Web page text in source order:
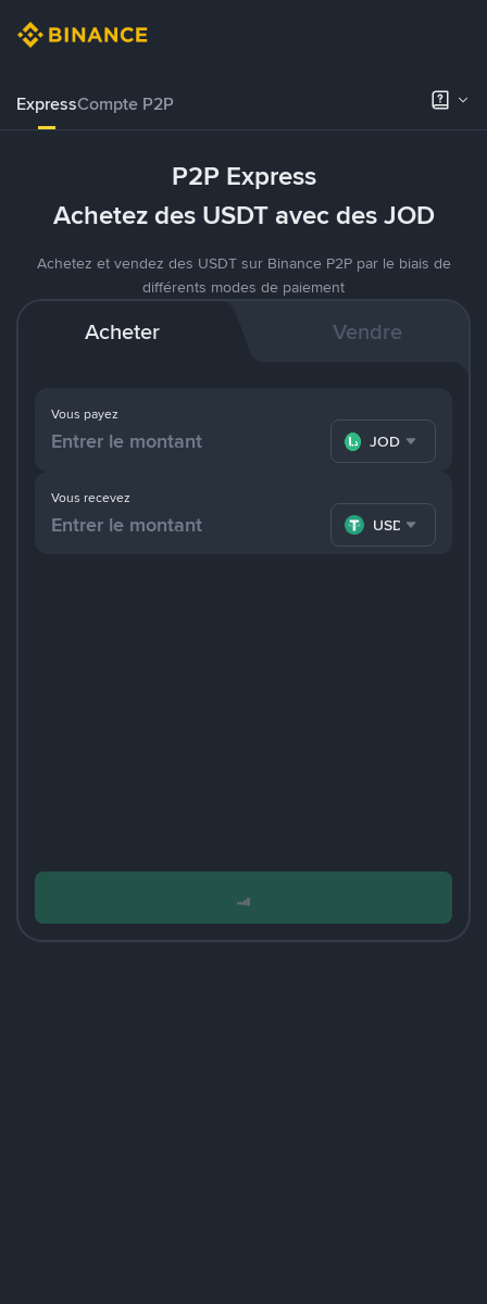
ExpressCompte P2P
P2P Express
Achetez des USDT avec des JOD
Achetez et vendez des USDT sur Binance P2P par le biais de
différents modes de paiement
Acheter Vendre
Vous payez
JOD
Vous recevez
USDT